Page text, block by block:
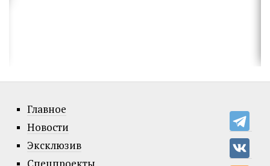
Главное
Новости
Эксклюзив